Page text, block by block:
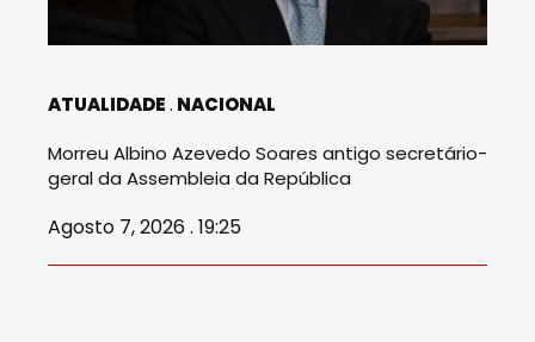
ATUALIDADE NACIONAL
Morreu Albino Azevedo Soares antigo secretário-
geral da Assembleia da República
Agosto 7, 2026 . 19:25